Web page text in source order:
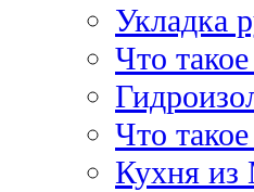
Укладка
Что
Что
Кухня из